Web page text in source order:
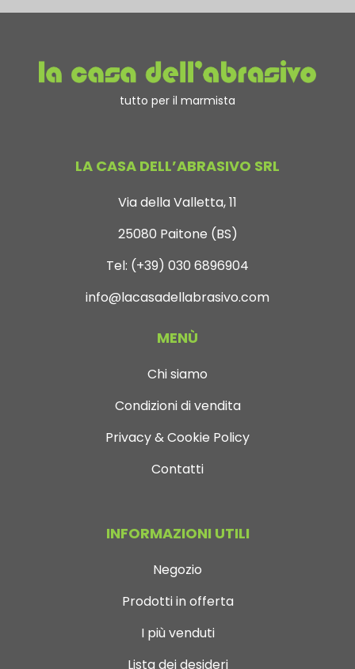
tutto per il marmista
LA CASA DELL’ABRASIVO SRL
Via della Valletta, 11
25080 Paitone (BS)
Tel: (+39) 030 6896904
info@lacasadellabrasivo.com
MENÙ
Chi siamo
Condizioni di vendita
Privacy & Cookie Policy
Contatti
INFORMAZIONI UTILI
Negozio
Prodotti in offerta
I più venduti
Lista dei desideri